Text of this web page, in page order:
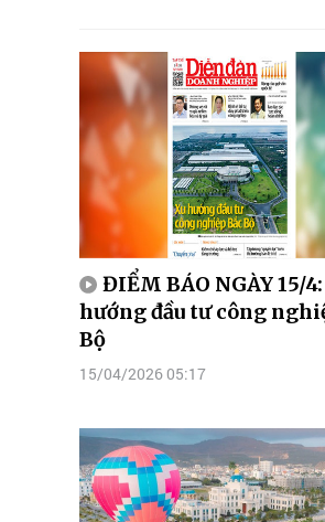
ĐIỂM BÁO NGÀY 15/
hướng đầu tư công
Bộ
15/04/2026 05:17